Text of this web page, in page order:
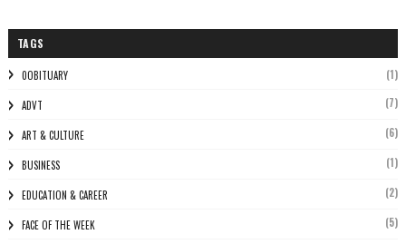
TAGS
0OBITUARY (1)
ADVT (7)
ART & CULTURE (6)
BUSINESS (1)
EDUCATION & CAREER (2)
FACE OF THE WEEK (5)